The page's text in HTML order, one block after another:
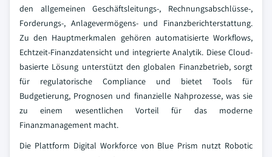
den allgemeinen Geschäftsleitungs-, Rechnungsabschlüsse-,
Forderungs-, Anlagevermögens- und Finanzberichterstattung.
Zu den Hauptmerkmalen gehören automatisierte Workflows,
Echtzeit-Finanzdatensicht und integrierte Analytik. Diese Cloud-
basierte Lösung unterstützt den globalen Finanzbetrieb, sorgt
für regulatorische Compliance und bietet Tools für
Budgetierung, Prognosen und finanzielle Nahprozesse, was sie
zu einem wesentlichen Vorteil für das moderne
Finanzmanagement macht.
Die Plattform Digital Workforce von Blue Prism nutzt Robotic